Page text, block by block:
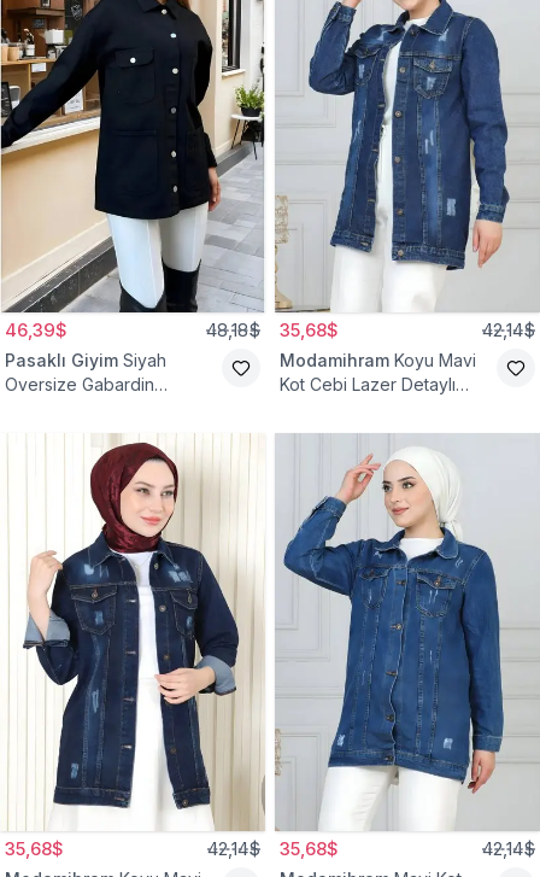
46,39$ 48,18$
Pasaklı Giyim Siyah
Oversize Gabardin
35,68$ 42,14$
Modamihram Koyu Mavi
Kot Cebi Lazer Detaylı
35,68$ 42,14$ 35,68$ 42,14$